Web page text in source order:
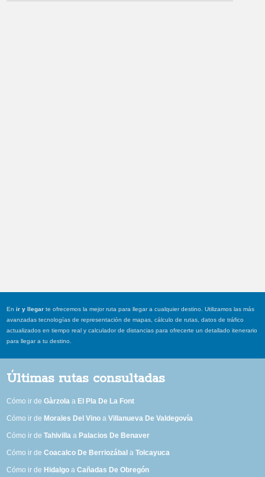
Enir y llegar te ofrecemos la mejor ruta para llegar a cualquier destino. Utilizamos las más
avanzadas tecnologías de representación de mapas, cálculo de rutas, datos de tráfico
actualizados en tiempo real y calculador de distancias para ofrecerte un detallado itenerario
para llegar a tu destino.
Últimas rutas consultadas
Cómo ir deGàrzola a El Pla De La Font
Cómo ir de Morales Del Vino aVillanueva De Valdegovía
Cómo ir deTahivilla a Palacios De Benaver
Cómo ir deCoacalco De Berriozábal aTolcayuca
Cómo ir de Hidalgo aCañadas De Obregón